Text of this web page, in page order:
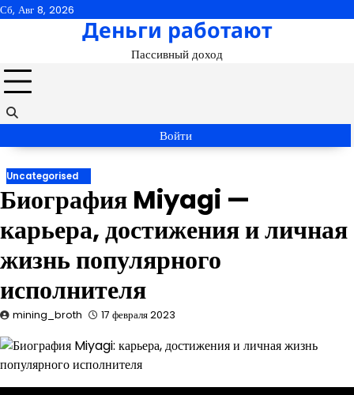
Перейти
Сб, Авг 8, 2026
Деньги работают
Пассивный доход
Войти
Uncategorised
Биография Miyagi —
карьера, достижения и личная
жизнь популярного
исполнителя
mining_broth 17 февраля 2023